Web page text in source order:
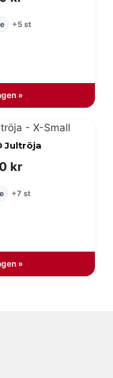
+5 st
»
Jultröja
krDet
+7 st
»